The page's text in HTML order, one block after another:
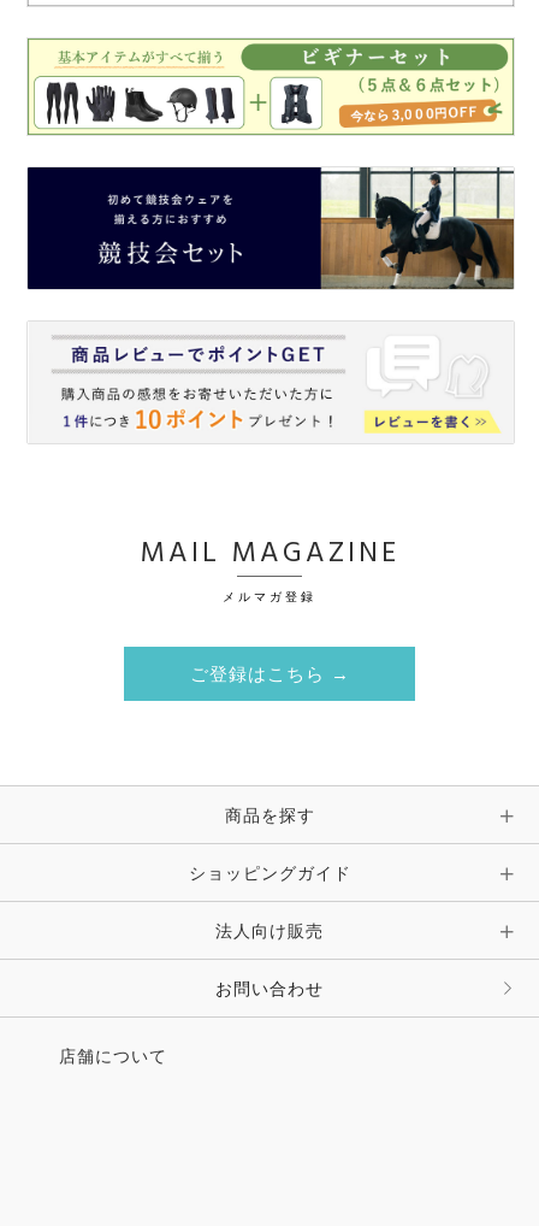
MAIL MAGAZINE
メルマガ登録
ご登録はこちら →
商品を探す
ショッピングガイド
法人向け販売
お問い合わせ
店舗について